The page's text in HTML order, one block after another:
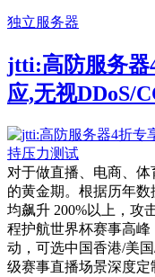
独立服务器
jtti:高防服务器
应,无视DDoS/
对于做直播、电商、
的黄金期。根据历年
均飙升 200%以上，攻
程护航世界杯赛事高
动，可选中国香港/美
级赛事直播场景深度